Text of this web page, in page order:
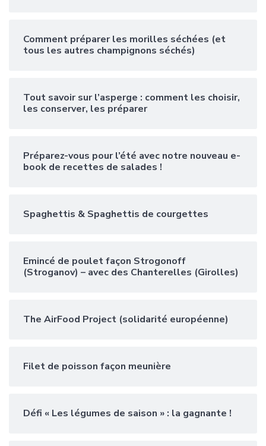
Comment préparer les morilles séchées (et
tous les autres champignons séchés)
Tout savoir sur l’asperge : comment les choisir,
les conserver, les préparer
Préparez-vous pour l’été avec notre nouveau e-
book de recettes de salades !
Spaghettis & Spaghettis de courgettes
Emincé de poulet façon Strogonoff
(Stroganov) – avec des Chanterelles (Girolles)
The AirFood Project (solidarité européenne)
Filet de poisson façon meunière
Défi « Les légumes de saison » : la gagnante !